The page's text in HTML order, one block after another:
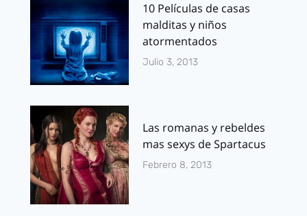
10 Películas de casas
malditas y niños
atormentados
Julio 3, 2013
Las romanas y rebeldes
mas sexys de Spartacus
Febrero 8, 2013